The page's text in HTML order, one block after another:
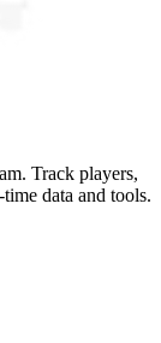
Track players,
data and tools.